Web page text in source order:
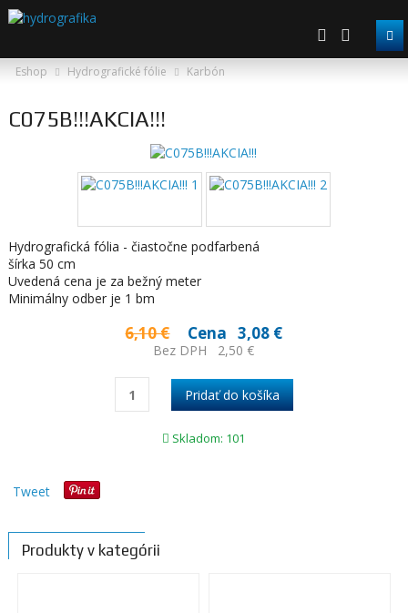
Eshop Hydrografické fólie Karbón
C075B!!!AKCIA!!!
Hydrografická fólia - čiastočne podfarbená
šírka 50 cm
Uvedená cena je za bežný meter
Minimálny odber je 1 bm
6,10 € Cena 3,08 €
Bez DPH 2,50 €
Skladom: 101
Tweet
Produkty v kategórii